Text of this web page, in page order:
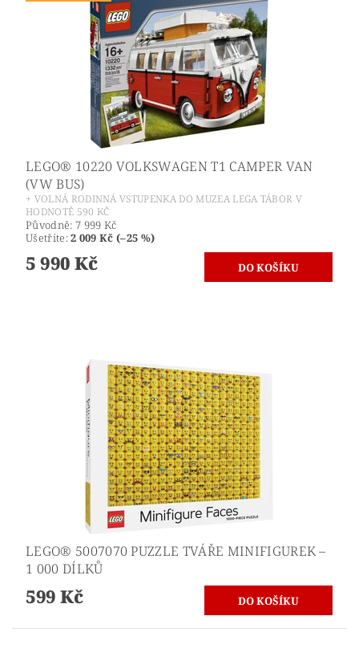
LEGO® 10220 VOLKSWAGEN T1 CAMPER VAN
(VW BUS)
+ VOLNÁ RODINNÁ VSTUPENKA DO MUZEA LEGA TÁBOR V
HODNOTĚ 590 KČ
Původně: 7 999 Kč
Ušetříte:2 009 Kč (–25 %)
5 990 Kč
LEGO® 5007070 PUZZLE TVÁŘE MINIFIGUREK –
1 000 DÍLKŮ
599 Kč